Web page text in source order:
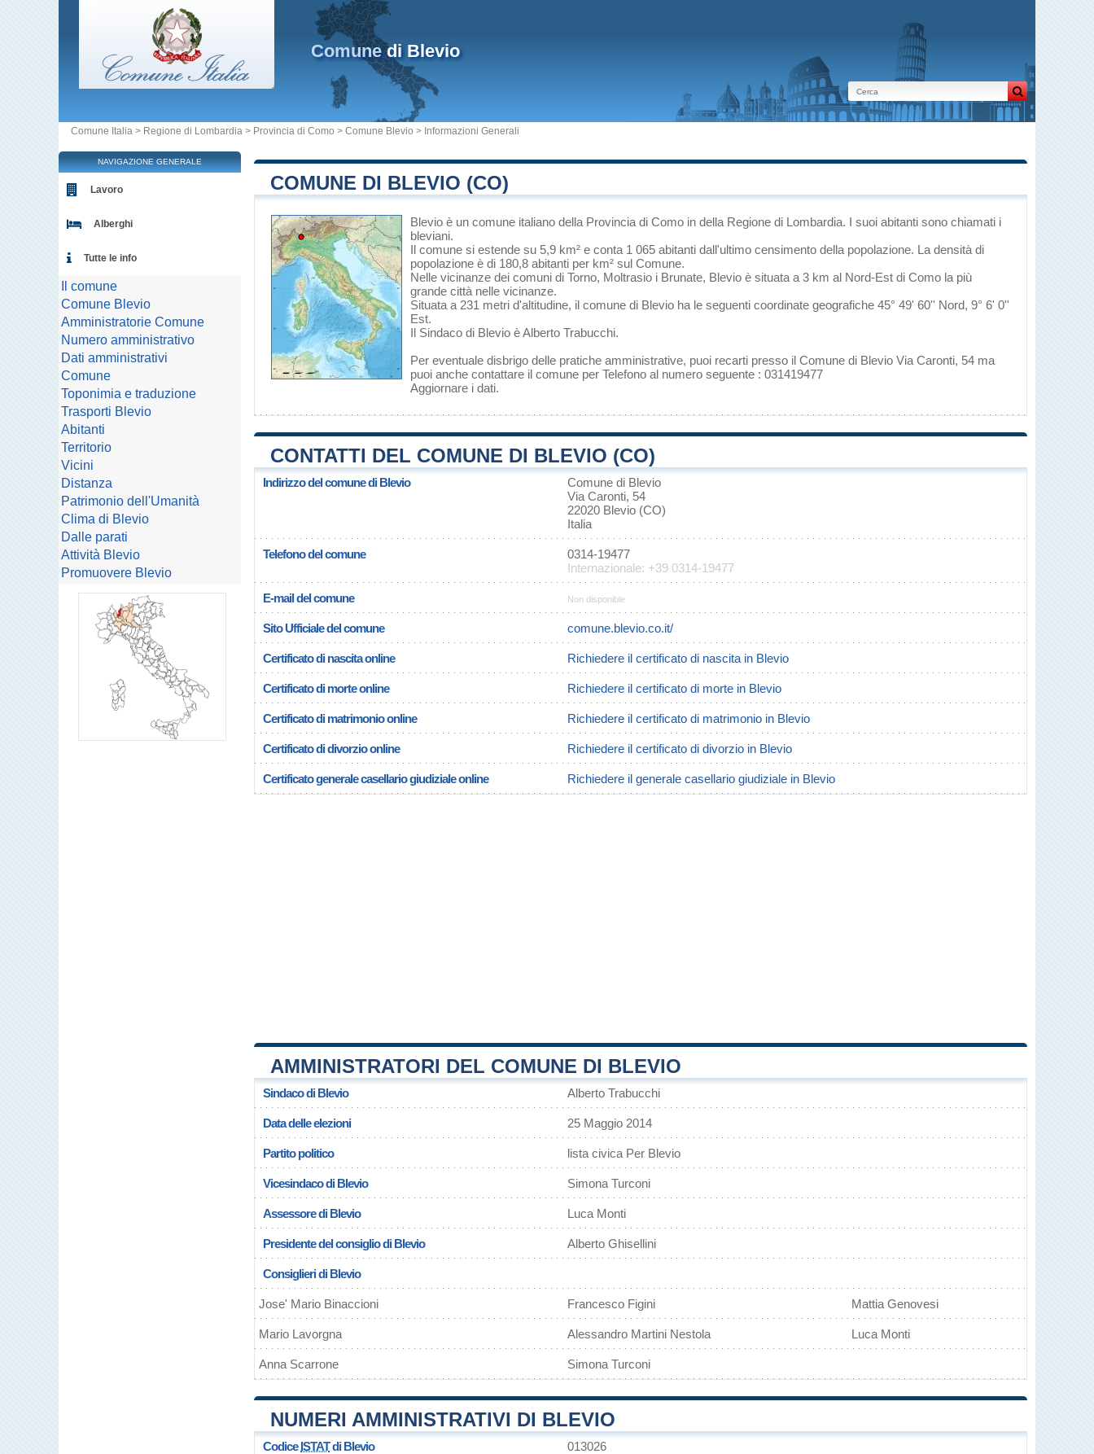
Comunedi Blevio
Comune Italia > Regione di Lombardia > Provincia di Como > Comune Blevio > Informazioni Generali
COMUNE DI BLEVIO (CO)
Blevio è un comune italiano della Provincia di Como in della Regione di Lombardia. I suoi abitanti sono chiamati i
bleviani.
Il comune si estende su 5,9 km² e conta 1 065 abitanti dall'ultimo censimento della popolazione. La densità di
popolazione è di 180,8 abitanti per km² sul Comune.
Nelle vicinanze dei comuni di Torno, Moltrasio i Brunate, Blevio è situata a 3 km al Nord-Est di Como la più
grande città nelle vicinanze.
Situata a 231 metri d'altitudine, il comune di Blevio ha le seguenti coordinate geografiche 45° 49' 60'' Nord, 9° 6' 0''
Est.
Il Sindaco di Blevio è Alberto Trabucchi.
Per eventuale disbrigo delle pratiche amministrative, puoi recarti presso il Comune di Blevio Via Caronti, 54 ma
puoi anche contattare il comune per Telefono al numero seguente : 031419477
Aggiornare i dati.
CONTATTI DEL COMUNE DI BLEVIO (CO)
Indirizzo del comune di Blevio
Comune di Blevio
Via Caronti, 54
22020 Blevio (CO)
Italia
Telefono del comune
0314-19477
Internazionale: +39 0314-19477
E-mail del comune Non disponible
Sito Ufficiale del comune comune.blevio.co.it/
Certificato di nascita online Richiedere il certificato di nascita in Blevio
Certificato di morte online Richiedere il certificato di morte in Blevio
Certificato di matrimonio online Richiedere il certificato di matrimonio in Blevio
Certificato di divorzio online Richiedere il certificato di divorzio in Blevio
Certificato generale casellario giudiziale online Richiedere il generale casellario giudiziale in Blevio
AMMINISTRATORI DEL COMUNE DI BLEVIO
Sindaco di Blevio Alberto Trabucchi
Data delle elezioni 25 Maggio 2014
Partito politico lista civica Per Blevio
Vicesindaco di Blevio Simona Turconi
Assessore di Blevio Luca Monti
Presidente del consiglio di Blevio Alberto Ghisellini
Consiglieri di Blevio
Jose' Mario Binaccioni Francesco Figini Mattia Genovesi
Mario Lavorgna Alessandro Martini Nestola Luca Monti
Anna Scarrone Simona Turconi
NUMERI AMMINISTRATIVI DI BLEVIO
CodiceISTATdi Blevio 013026
NAVIGAZIONE GENERALE
Lavoro
Alberghi
Tutte le info
Il comune
Comune Blevio
Amministratorie Comune
Numero amministrativo
Dati amministrativi
Comune
Toponimia e traduzione
Trasporti Blevio
Abitanti
Territorio
Vicini
Distanza
Patrimonio dell'Umanità
Clima di Blevio
Dalle parati
Attività Blevio
Promuovere Blevio